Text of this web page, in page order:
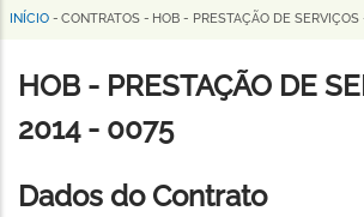
Horizonte
Trilha
de
navegação
INÍCIO - CONTRATOS - HOB - PRESTAÇÃO DE
HOB - PRESTAÇÃO DE
2014 - 0075
Dados do Contrato